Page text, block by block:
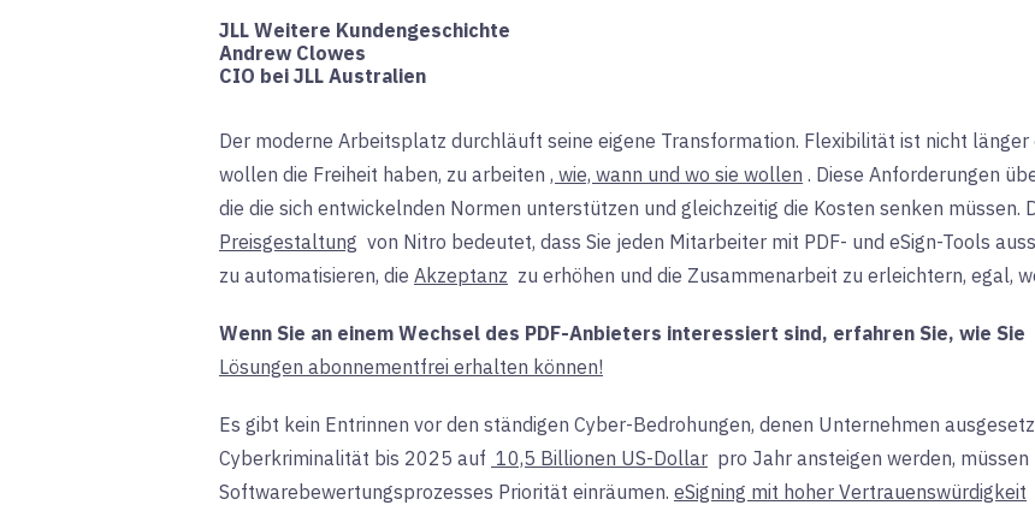
JLL Weitere Kundengeschichte
Andrew Clowes
CIO bei JLL Australien
Der moderne Arbeitsplatz durchläuft seine eigene Transformation. Flexibilität ist nicht
wollen die Freiheit haben, zu arbeiten , wie, wann und wo sie wollen . Diese Anforderungen
die die sich entwickelnden Normen unterstützen und gleichzeitig die Kosten senken müssen.
Preisgestaltung von Nitro bedeutet, dass Sie jeden Mitarbeiter mit PDF- und eSign-Tools
zu automatisieren, die Akzeptanz zu erhöhen und die Zusammenarbeit zu erleichtern, egal,
Wenn Sie an einem Wechsel des PDF-Anbieters interessiert sind, erfahren Sie, wie Sie
Lösungen abonnementfrei erhalten können!
Es gibt kein Entrinnen vor den ständigen Cyber-Bedrohungen, denen Unternehmen
Cyberkriminalität bis 2025 auf 10,5 Billionen US-Dollar pro Jahr ansteigen werden,
Softwarebewertungsprozesses Priorität einräumen. eSigning mit hoher Vertrauenswürdigkeit